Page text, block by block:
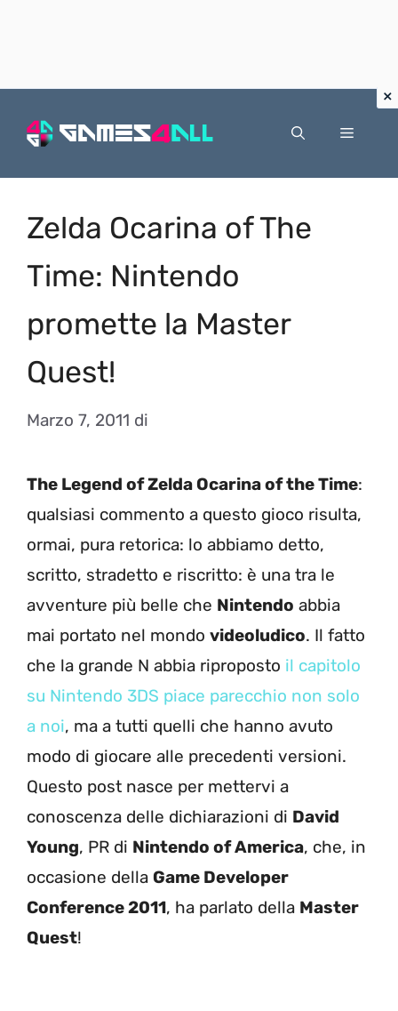
Menu
Zelda Ocarina of The
Time: Nintendo
promette la Master
Quest!
Marzo 7, 2011 di
The Legend of Zelda Ocarina of the Time:
qualsiasi commento a questo gioco risulta,
ormai, pura retorica: lo abbiamo detto,
scritto, stradetto e riscritto: è una tra le
avventure più belle che Nintendo abbia
mai portato nel mondo videoludico. Il fatto
che la grande N abbia riproposto il capitolo
su Nintendo 3DS piace parecchio non solo
a noi, ma a tutti quelli che hanno avuto
modo di giocare alle precedenti versioni.
Questo post nasce per mettervi a
conoscenza delle dichiarazioni di David
Young, PR di Nintendo of America, che, in
occasione della Game Developer
Conference 2011, ha parlato della Master
Quest!